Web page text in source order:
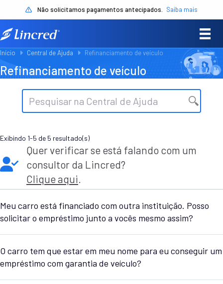
Não solicitamos pagamentos antecipados. Saiba mais
Início Central de Ajuda Refinanciamento de veículo
Refinanciamento de veículo
Exibindo 1-5 de 5 resultado(s)
Quer verificar se está falando com um
consultor da Lincred?
Clique aqui.
Meu carro está financiado com outra instituição. Posso
solicitar o empréstimo junto a vocês mesmo assim?
O carro tem que estar em meu nome para eu conseguir um
empréstimo com garantia de veículo?